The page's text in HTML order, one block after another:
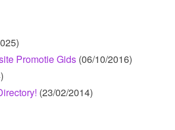
Promotie Gids (06/10/2016)
(23/02/2014)